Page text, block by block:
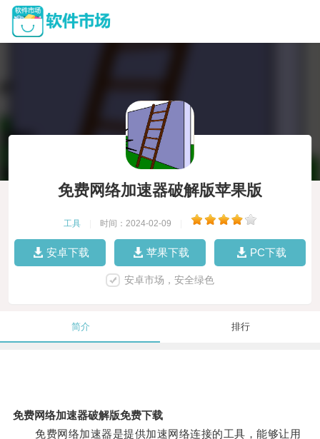
免费网络加速器破解版苹果版
工具 时间：2024-02-09
安卓下载 苹果下载 PC下载
安卓市场，安全绿色
简介 排行
免费网络加速器破解版免费下载
免费网络加速器是提供加速网络连接的工具，能够让用